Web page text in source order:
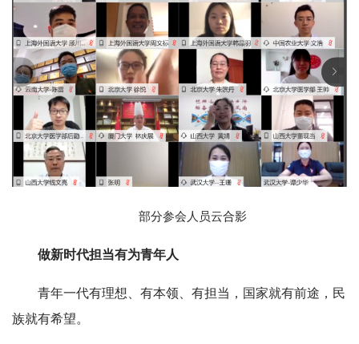
部分参会人员云合影
做新时代担当有为青年人
青年一代有理想、有本领、有担当，国家就有前途，民
族就有希望。